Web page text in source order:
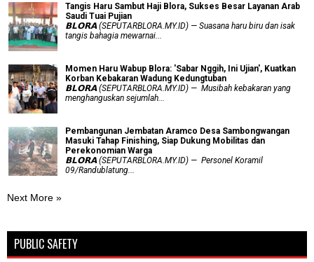
Tangis Haru Sambut Haji Blora, Sukses Besar Layanan Arab
Saudi Tuai Pujian
𝗕𝗟𝗢𝗥𝗔 (SEPUTARBLORA.MY.ID) — Suasana haru biru dan isak
tangis bahagia mewarnai...
Momen Haru Wabup Blora: ​'Sabar Nggih, Ini Ujian', Kuatkan
Korban Kebakaran Wadung Kedungtuban
𝗕𝗟𝗢𝗥𝗔 (SEPUTARBLORA.MY.ID) — Musibah kebakaran yang
menghanguskan sejumlah...
Pembangunan Jembatan Aramco Desa Sambongwangan
Masuki Tahap Finishing, Siap Dukung Mobilitas dan
Perekonomian Warga
𝗕𝗟𝗢𝗥𝗔 (SEPUTARBLORA.MY.ID) — Personel Koramil
09/Randublatung...
Next More »
PUBLIC SAFETY